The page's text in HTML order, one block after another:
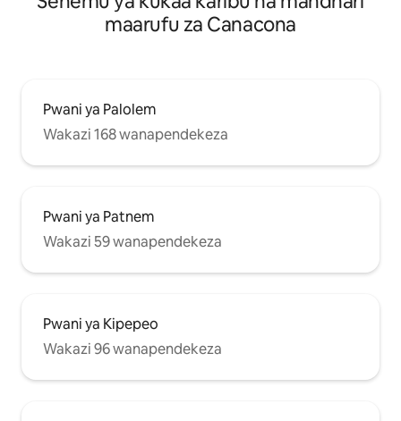
maarufu za Canacona
Pwani ya Palolem
Wakazi 168 wanapendekeza
Pwani ya Patnem
Wakazi 59 wanapendekeza
Pwani ya Kipepeo
Wakazi 96 wanapendekeza